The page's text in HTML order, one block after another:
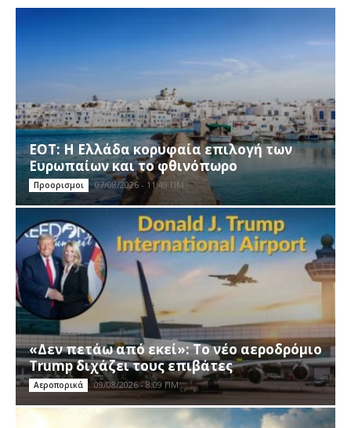
ΕΟΤ: Η Ελλάδα κορυφαία επιλογή των
Ευρωπαίων και το φθινόπωρο
Προορισμοι 07/08/2026 - 11:49 ΠΜ
«Δεν πετάω από εκεί»: Το νέο αεροδρόμιο
Trump διχάζει τους επιβάτες
Αεροπορικά 09/08/2026 - 8:09 ΠΜ